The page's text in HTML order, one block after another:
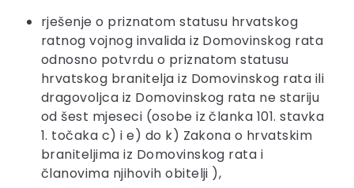
rješenje o priznatom statusu hrvatskog
ratnog vojnog invalida iz Domovinskog rata
odnosno potvrdu o priznatom statusu
hrvatskog branitelja iz Domovinskog rata ili
dragovoljca iz Domovinskog rata ne stariju
od šest mjeseci (osobe iz članka 101. stavka
1. točaka c) i e) do k) Zakona o hrvatskim
braniteljima iz Domovinskog rata i
članovima njihovih obitelji ),